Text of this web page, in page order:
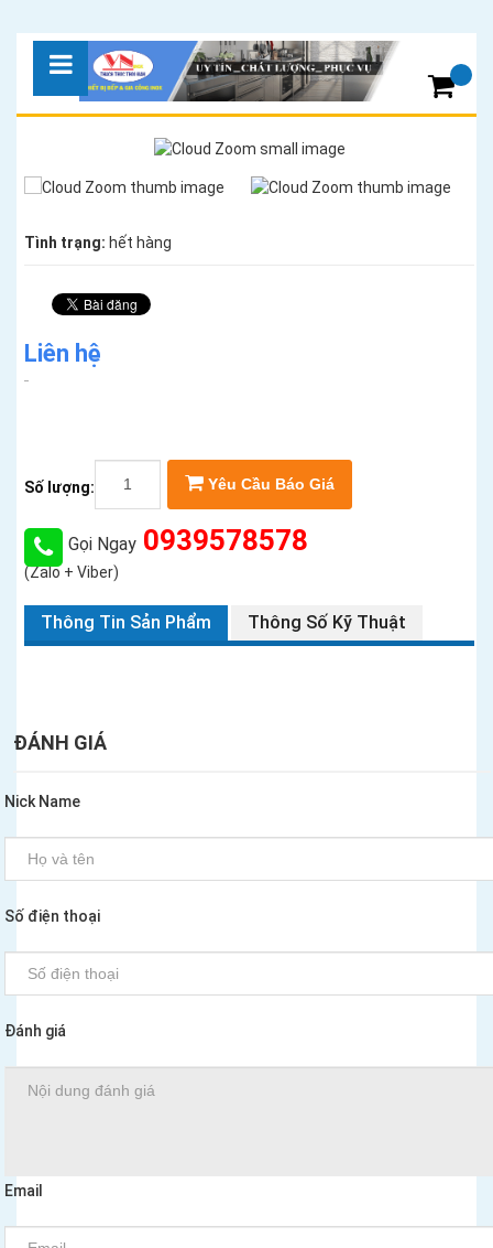
Tình trạng: hết hàng
Liên hệ
Số lượng: Yêu Cầu Báo Giá
Gọi Ngay 0939578578
(Zalo + Viber)
Thông Tin Sản Phẩm Thông Số Kỹ Thuật
ĐÁNH GIÁ
Nick Name
Số điện thoại
Đánh giá
Email